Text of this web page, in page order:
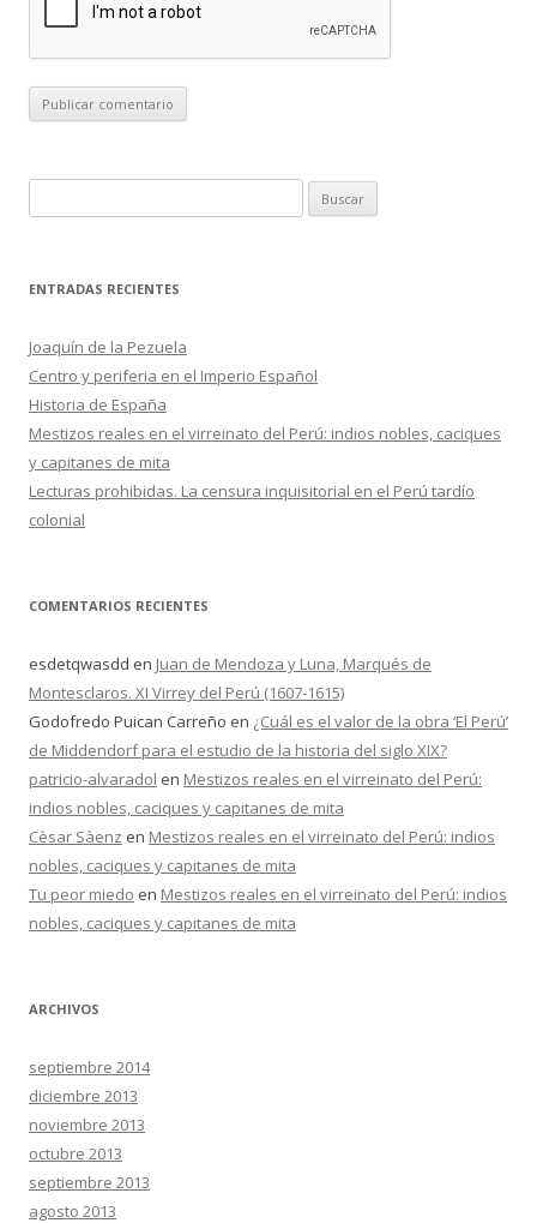
u
c
r
:
ENTRADAS RECIENTES
Joaquín de la Pezuela
Centro y periferia en el Imperio Español
Historia de España
Mestizos reales en el virreinato del Perú: indios nobles, caciques
y capitanes de mita
Lecturas prohibidas. La censura inquisitorial en el Perú tardío
colonial
COMENTARIOS RECIENTES
esdetqwasdd en Juan de Mendoza y Luna, Marqués de
Montesclaros. XI Virrey del Perú (1607-1615)
Godofredo Puican Carreño en ¿Cuál es el valor de la obra ‘El Perú’
de Middendorf para el estudio de la historia del siglo XIX?
patricio-alvaradol en Mestizos reales en el virreinato del Perú:
indios nobles, caciques y capitanes de mita
Cèsar Sàenz en Mestizos reales en el virreinato del Perú: indios
nobles, caciques y capitanes de mita
Tu peor miedo en Mestizos reales en el virreinato del Perú: indios
nobles, caciques y capitanes de mita
ARCHIVOS
septiembre 2014
diciembre 2013
noviembre 2013
octubre 2013
septiembre 2013
agosto 2013